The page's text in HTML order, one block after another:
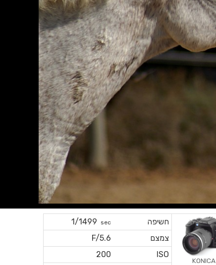
חשיפה sec
1/1499
צמצם
F/5.6
ISO
200
KONICA